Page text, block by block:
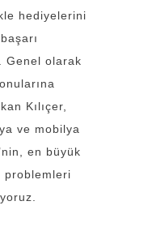
hediyelerini
Genel olarak
Kılıçer,
ve mobilya
en büyük
problemleri